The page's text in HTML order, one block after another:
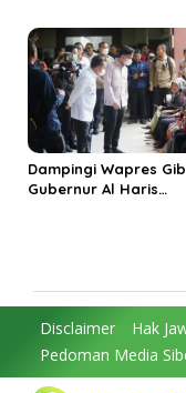
Kabupaten
Timur
Dampingi Wapres
Gubernur Al Haris
Disclaimer Hak
Pedoman Media